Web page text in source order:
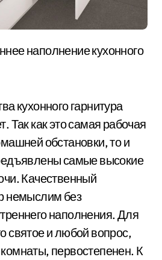
кухонного гарнитура
Так как это самая рабочая
обстановки, то и
самые высокие
Качественный
немыслим без
наполнения. Для
святое и любой вопрос,
первостепенен. К